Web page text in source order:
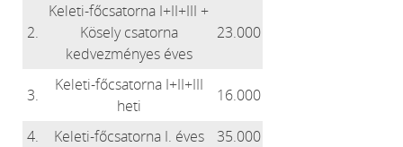
2.
Keleti-főcsatorna I+II+III +
Kösely csatorna
kedvezményes éves
23.000
3.
Keleti-főcsatorna I+II+III
heti
16.000
4. Keleti-főcsatorna I. éves
35.000